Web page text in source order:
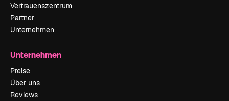
Vertrauenszentrum
Partner
Unternehmen
Unternehmen
Preise
Über uns
Reviews